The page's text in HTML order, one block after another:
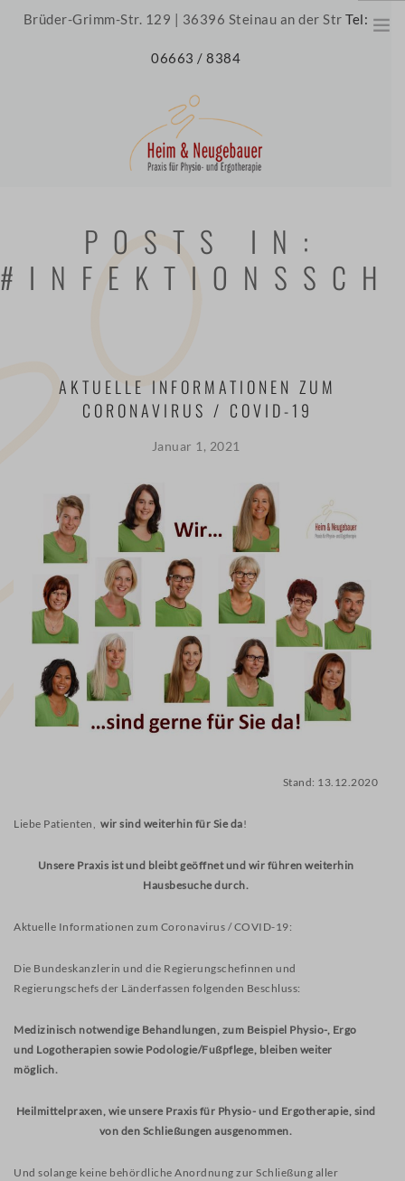
Brüder-Grimm-Str. 129 | 36396 Steinau an der Str Tel:
06663 / 8384
ÜBER UNS
UNSERE PRAXIS
UNSER TEAM
THERAPIE
PHYSIOTHERAPIE
ERGOTHERAPIE
PHYSIOTHERAPIE
MEDIZINISCHE
TRAININGSTHERAPIE
KURSE
YOGA
PILATES
RÜCKENTRAINING AN
JAHREN
GRAPHOMOTORIKKURS
WISSENSWERTES
FACHWÖRTERBUCH
KONTAKT
POSTS IN:
AKTUELLE INFORMATIONEN ZUM
CORONAVIRUS / COVID-19
Januar 1, 2021
Stand: 13.12.2020
Liebe Patienten, wir sind weiterhin für Sie da!
Unsere Praxis ist und bleibt geöffnet und wir führen weiterhin
Hausbesuche durch.
Aktuelle Informationen zum Coronavirus / COVID-19:
Die Bundeskanzlerin und die Regierungschefinnen und
Regierungschefs der Länderfassen folgenden Beschluss:
Medizinisch notwendige Behandlungen, zum Beispiel Physio-, Ergo
und Logotherapien sowie Podologie/Fußpflege, bleiben weiter
möglich.
Heilmittelpraxen, wie unsere Praxis für Physio- und Ergotherapie, sind
von den Schließungen ausgenommen.
Und solange keine behördliche Anordnung zur Schließung aller